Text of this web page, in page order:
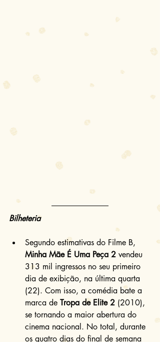
Bilheteria
Segundo estimativas do Filme B,
Minha Mãe É Uma Peça 2 vendeu
313 mil ingressos no seu primeiro
dia de exibição, na última quarta
(22). Com isso, a comédia bate a
marca de Tropa de Elite 2 (2010),
se tornando a maior abertura do
cinema nacional. No total, durante
os quatro dias do final de semana